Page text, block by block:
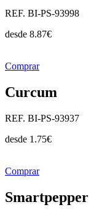
REF. BI-PS-93998
desde 8.87€
Comprar
Curcum
REF. BI-PS-93937
desde 1.75€
Comprar
Smartpepper